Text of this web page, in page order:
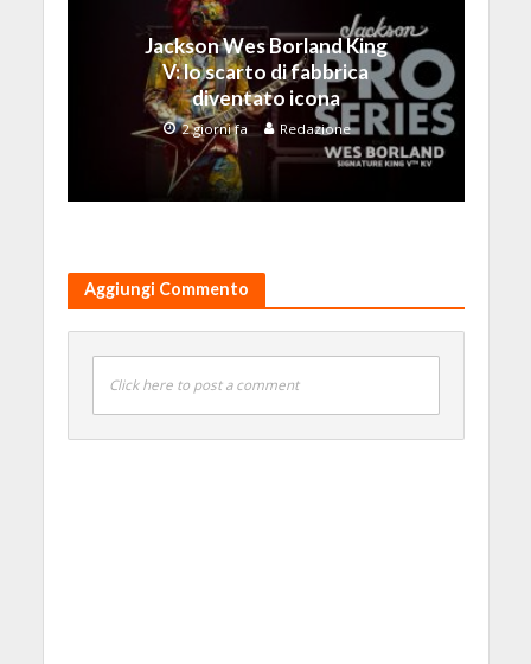
Jackson Wes Borland King
V: lo scarto di fabbrica
diventato icona
2 giorni fa Redazione
Aggiungi Commento
Click here to post a comment